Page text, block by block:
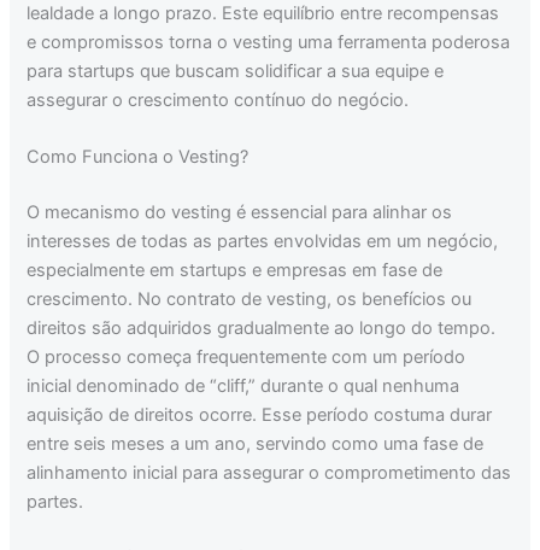
lealdade a longo prazo. Este equilíbrio entre recompensas
e compromissos torna o vesting uma ferramenta poderosa
para startups que buscam solidificar a sua equipe e
assegurar o crescimento contínuo do negócio.
Como Funciona o Vesting?
O mecanismo do vesting é essencial para alinhar os
interesses de todas as partes envolvidas em um negócio,
especialmente em startups e empresas em fase de
crescimento. No contrato de vesting, os benefícios ou
direitos são adquiridos gradualmente ao longo do tempo.
O processo começa frequentemente com um período
inicial denominado de “cliff,” durante o qual nenhuma
aquisição de direitos ocorre. Esse período costuma durar
entre seis meses a um ano, servindo como uma fase de
alinhamento inicial para assegurar o comprometimento das
partes.